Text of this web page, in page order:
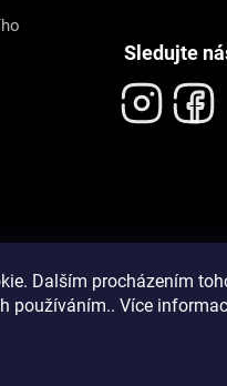
Dalším procházením
používáním.. Více
Sledujte